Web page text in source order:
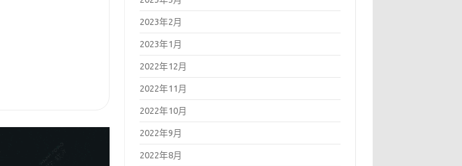
2023年2月
2023年1月
2022年12月
2022年11月
2022年10月
2022年9月
2022年8月